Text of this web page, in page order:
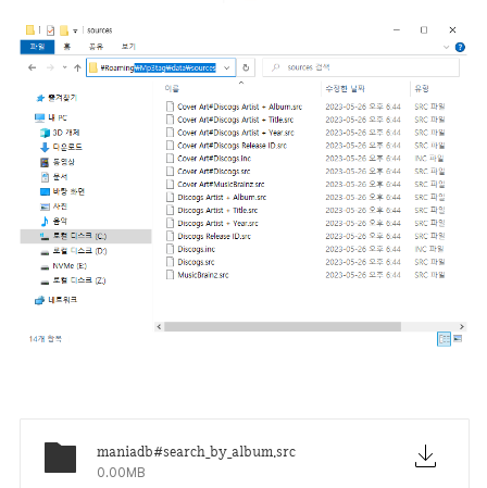
maniadb#search_by_album.src
0.00MB